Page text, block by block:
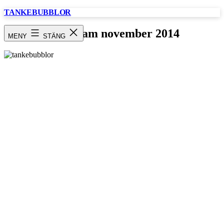
Hoppa
TANKEBUBBLOR
MENY STÄNG
Instagram november 2014